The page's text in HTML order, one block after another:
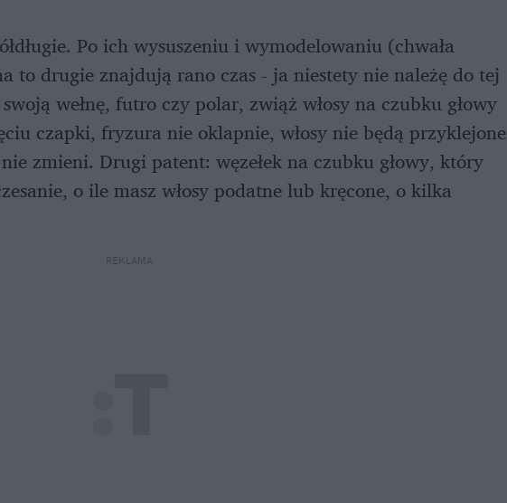
Po ich wysuszeniu i wymodelowaniu (chwała
to drugie znajdują rano czas - ja niestety nie należę do tej
wełnę, futro czy polar, zwiąż włosy na czubku głowy
czapki, fryzura nie oklapnie, włosy nie będą przyklejone
zmieni. Drugi patent: węzełek na czubku głowy, który
o ile masz włosy podatne lub kręcone, o kilka
REKLAMA